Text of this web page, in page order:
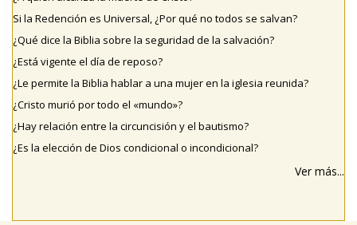
Si la Redención es Universal, ¿Por qué no todos se salvan?
¿Qué dice la Biblia sobre la seguridad de la salvación?
¿Está vigente el día de reposo?
¿Le permite la Biblia hablar a una mujer en la iglesia reunida?
¿Cristo murió por todo el «mundo»?
¿Hay relación entre la circuncisión y el bautismo?
¿Es la elección de Dios condicional o incondicional?
Ver más...